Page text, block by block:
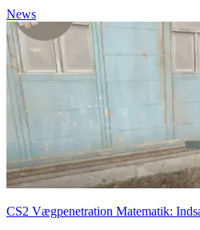
News
CS2 Vægpenetration Matematik: